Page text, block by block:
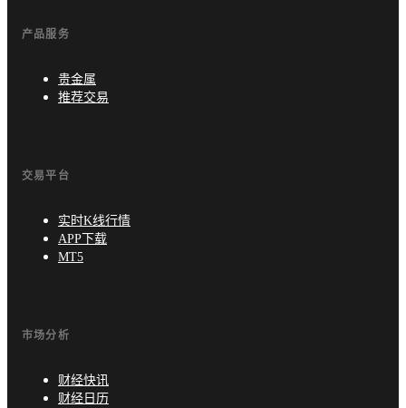
产品服务
贵金属
推荐交易
交易平台
实时K线行情
APP下载
MT5
市场分析
财经快讯
财经日历